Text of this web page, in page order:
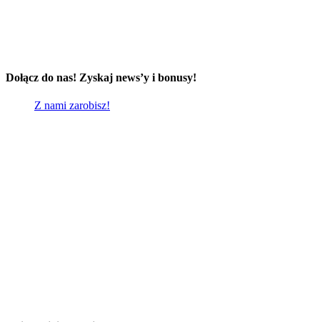
Dołącz do nas! Zyskaj news’y i bonusy!
Z nami zarobisz!